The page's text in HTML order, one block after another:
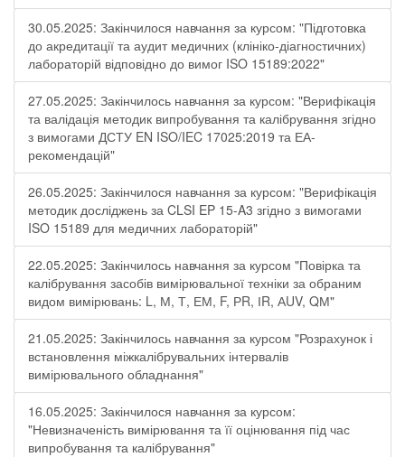
30.05.2025: Закінчилося навчання за курсом: "Підготовка
до акредитації та аудит медичних (клініко-діагностичних)
лабораторій відповідно до вимог ISO 15189:2022"
27.05.2025: Закінчилось навчання за курсом: "Верифікація
та валідація методик випробування та калібрування згідно
з вимогами ДСТУ EN ISO/IEC 17025:2019 та ЕА-
рекомендацій"
26.05.2025: Закінчилося навчання за курсом: "Верифікація
методик досліджень за CLSI EP 15-A3 згідно з вимогами
ISO 15189 для медичних лабораторій"
22.05.2025: Закінчилось навчання за курсом "Повірка та
калібрування засобів вимірювальної техніки за обраним
видом вимірювань: L, М, Т, ЕМ, F, РR, ІR, АUV, QМ"
21.05.2025: Закінчилось навчання за курсом "Розрахунок і
встановлення міжкалібрувальних інтервалів
вимірювального обладнання"
16.05.2025: Закінчилося навчання за курсом:
"Невизначеність вимірювання та її оцінювання під час
випробування та калібрування"